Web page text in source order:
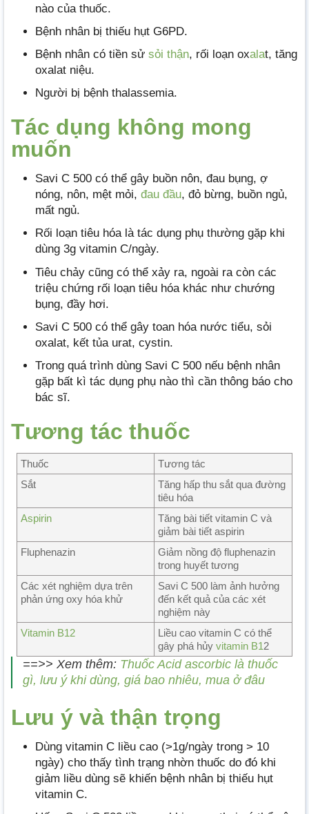
nào của thuốc.
Bệnh nhân bị thiếu hụt G6PD.
Bệnh nhân có tiền sử sỏi thận, rối loạn oxalat, tăng
oxalat niệu.
Người bị bệnh thalassemia.
Tác dụng không mong
muốn
Savi C 500 có thể gây buồn nôn, đau bụng, ợ
nóng, nôn, mệt mỏi, đau đầu, đỏ bừng, buồn ngủ,
mất ngủ.
Rối loạn tiêu hóa là tác dụng phụ thường gặp khi
dùng 3g vitamin C/ngày.
Tiêu chảy cũng có thể xảy ra, ngoài ra còn các
triệu chứng rối loạn tiêu hóa khác như chướng
bụng, đầy hơi.
Savi C 500 có thể gây toan hóa nước tiểu, sỏi
oxalat, kết tủa urat, cystin.
Trong quá trình dùng Savi C 500 nếu bệnh nhân
gặp bất kì tác dụng phụ nào thì cần thông báo cho
bác sĩ.
Tương tác thuốc
Thuốc
Tương tác
Sắt
Tăng hấp thu sắt qua đường
tiêu hóa
Aspirin
Tăng bài tiết vitamin C và
giảm bài tiết aspirin
Fluphenazin
Giảm nồng độ fluphenazin
trong huyết tương
Các xét nghiệm dựa trên
phản ứng oxy hóa khử
Savi C 500 làm ảnh hưởng
đến kết quả của các xét
nghiệm này
Vitamin B12
Liều cao vitamin C có thể
gây phá hủy vitamin B12
==>> Xem thêm: Thuốc Acid ascorbic là thuốc
gì, lưu ý khi dùng, giá bao nhiêu, mua ở đâu
Lưu ý và thận trọng
Dùng vitamin C liều cao (>1g/ngày trong > 10
ngày) cho thấy tình trạng nhờn thuốc do đó khi
giảm liều dùng sẽ khiến bệnh nhân bị thiếu hụt
vitamin C.